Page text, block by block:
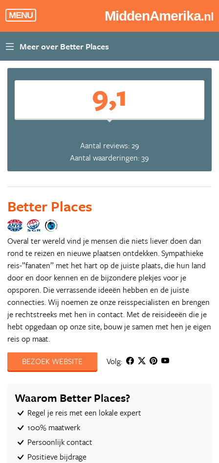
MENU MiddenAmerika.nl
9,1
Aantal reviews: 29
Aantal waarderingen: 39
Better Places
Overal ter wereld vind je mensen die niets liever doen dan
rond te reizen en nieuwe plaatsen ontdekken. Sympathieke
reis-”fanaten” met het hart op de juiste plaats, die hun land
door en door kennen en de bijzondere plekjes voor je
opsporen. Die verrassende ideeën hebben en de juiste
connecties. Wij noemen ze onze reisspecialisten en brengen
je rechtstreeks met hen in contact. Met de reisideeën die je
hebt opgedaan op onze site, bouw je samen met hen je eigen
reis op maat.
BEZOEK WEBSITE
Volg:
Waarom Better Places?
Regel je reis met een lokale expert
100% maatwerk
Persoonlijk contact
Positieve bijdrage